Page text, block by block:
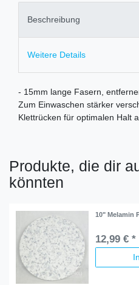
Beschreibung
Weitere Details
- 15mm lange Fasern,
Zum Einwaschen stärker
Klettrücken für optimalen Halt
Produkte, die dir
könnten
10" Melamin
12,99 € *